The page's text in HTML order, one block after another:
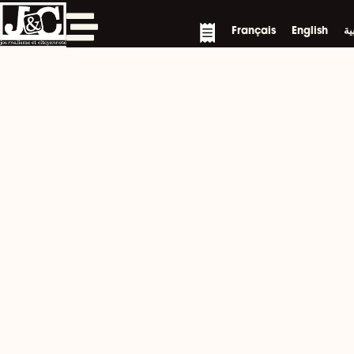
Skip
to
content
Français English